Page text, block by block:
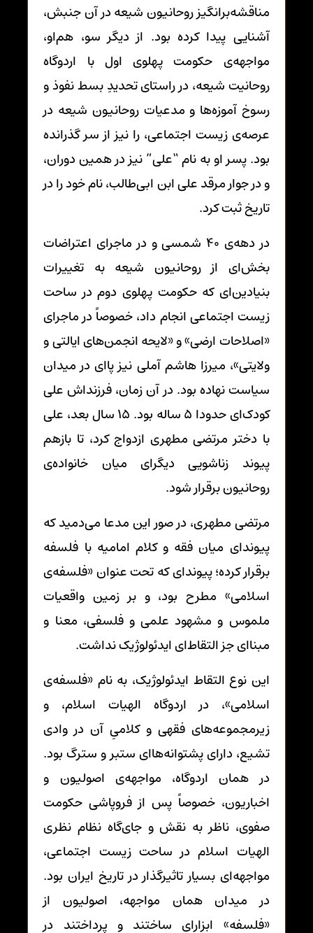
مناقشه‌برانگیز روحانیون شیعه در آن جنبش،
آشنایی پیدا کرده بود. از دیگر سو، هم‌او،
مواجهه‌ی حکومت پهلوی اول با اردوگاه
روحانیت شیعه، در راستای تحدیدِ بسط نفوذ و
رسوخ آموزه‌ها و مدعیات روحانیون شیعه در
عرصه‌ی زیست اجتماعی، را نیز از سر گذرانده
بود. پسر او به نام “علی” نیز در همین دوران،
و در جوار مرقد علی ابن ابی‌طالب، نام خود را در
تاریخ ثبت کرد.
در دهه‌ی 40 شمسی و در ماجرای اعتراضات
بخش‌ای از روحانیون شیعه به تغییرات
بنیادین‌ای که حکومت پهلوی دوم در ساحت
زیست اجتماعی انجام داد، خصوصاً در ماجرای
«اصلاحات ارضی» و «لایحه انجمن‌های ایالتی و
ولایتی»، میرزا هاشم آملی نیز پاای در میدان
سیاست نهاده بود. در آن زمان، فرزنداش علی
کودک‌ای حدودا 5 ساله بود. 15 سال بعد، علی
با دختر مرتضی مطهری ازدواج کرد، تا بازهم
پیوند زناشویی دیگرای میان خانواده‌ی
روحانیون برقرار شود.
مرتضی مطهری، در صور این مدعا می‌دمید که
پیوندای میان فقه و کلام امامیه با فلسفه
برقرار کرده؛ پیوندای که تحت عنوان «فلسفه‌ی
اسلامی» مطرح بود، و بر زمین واقعیات
ملموس و مشهود علمی و فلسفی، معنا و
مبناای جز التقاط‌ای ایدئولوژیک نداشت.
این نوع التقاط ایدئولوژیک، به نام «فلسفه‌ی
اسلامی»، در اردوگاه الهیات اسلام، و
زیرمجموعه‌های فقهی و کلامیِ آن در وادی
تشیع، دارای پشتوانه‌هاای ستبر و سترگ بود.
در همان اردوگاه، مواجهه‌ی اصولیون و
اخباریون، خصوصاً پس از فروپاشی حکومت
صفوی، ناظر به نقش و جای‌گاه نظام نظری
الهیات اسلام در ساحت زیست اجتماعی،
مواجهه‌ای بسیار تاثیرگذار در تاریخ ایران بود.
در میدان همان مواجهه، اصولیون از
«فلسفه» ابزارای ساختند و پرداختند در